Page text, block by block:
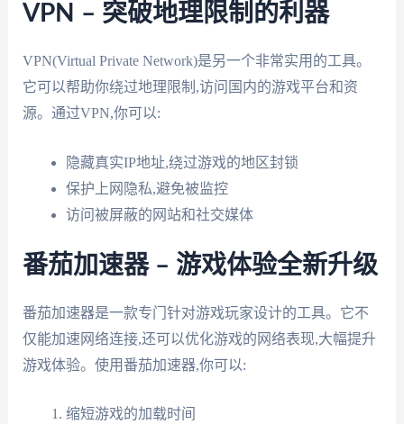
VPN – 突破地理限制的利器
VPN(Virtual Private Network)是另一个非常实用的工具。
它可以帮助你绕过地理限制,访问国内的游戏平台和资
源。通过VPN,你可以:
隐藏真实IP地址,绕过游戏的地区封锁
保护上网隐私,避免被监控
访问被屏蔽的网站和社交媒体
番茄加速器 – 游戏体验全新升级
番茄加速器是一款专门针对游戏玩家设计的工具。它不
仅能加速网络连接,还可以优化游戏的网络表现,大幅提升
游戏体验。使用番茄加速器,你可以:
缩短游戏的加载时间